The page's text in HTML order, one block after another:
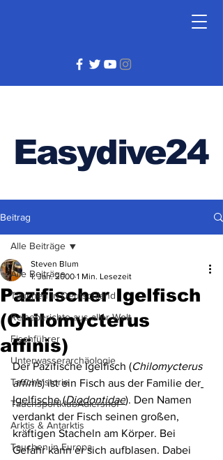
Easydive24
Beitrag
Alle Beiträge
Tauchen in Deutschland
Reiseberichte aus aller Welt
Fischführer
Unterwasserarchäologie
Tauchhistorie
TauchsportklubAdlershof
Arktis & Antarktis
Tauchen in Europa
Alle Beiträge
Pazifischer Igelfisch
(Chilomycterus
affinis)
Steven Blum
1. Jan. 2000 1 Min. Lesezeit
Der Pazifische Igelfisch (Chilomycterus
affinis) ist ein Fisch aus der Familie der
Igelfische (Diodontidae). Den Namen
verdankt der Fisch seinen großen,
kräftigen Stacheln am Körper. Bei
Gefahr kann er sich aufblasen. Dabei